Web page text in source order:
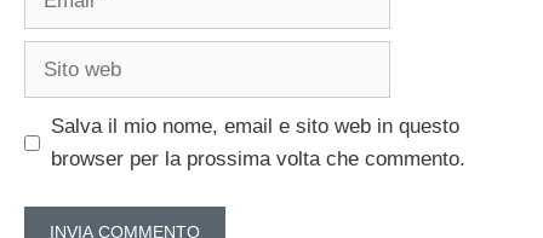
Sito
Salva il mio nome, email e sito web in questo
browser per la prossima volta che commento.